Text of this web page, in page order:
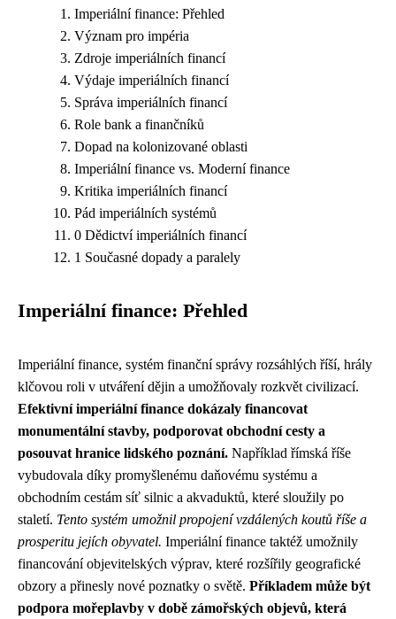
Imperiální finance: Přehled
Význam pro impéria
Zdroje imperiálních financí
Výdaje imperiálních financí
Správa imperiálních financí
Role bank a finančníků
Dopad na kolonizované oblasti
Imperiální finance vs. Moderní finance
Kritika imperiálních financí
Pád imperiálních systémů
0 Dědictví imperiálních financí
1 Současné dopady a paralely
Imperiální finance: Přehled
Imperiální finance, systém finanční správy rozsáhlých říší, hrály
klčovou roli v utváření dějin a umožňovaly rozkvět civilizací.
Efektivní imperiální finance dokázaly financovat
monumentální stavby, podporovat obchodní cesty a
posouvat hranice lidského poznání. Například římská říše
vybudovala díky promyšlenému daňovému systému a
obchodním cestám síť silnic a akvaduktů, které sloužily po
staletí. Tento systém umožnil propojení vzdálených koutů říše a
prosperitu jejích obyvatel. Imperiální finance taktéž umožnily
financování objevitelských výprav, které rozšířily geografické
obzory a přinesly nové poznatky o světě. Příkladem může být
podpora mořeplavby v době zámořských objevů, která